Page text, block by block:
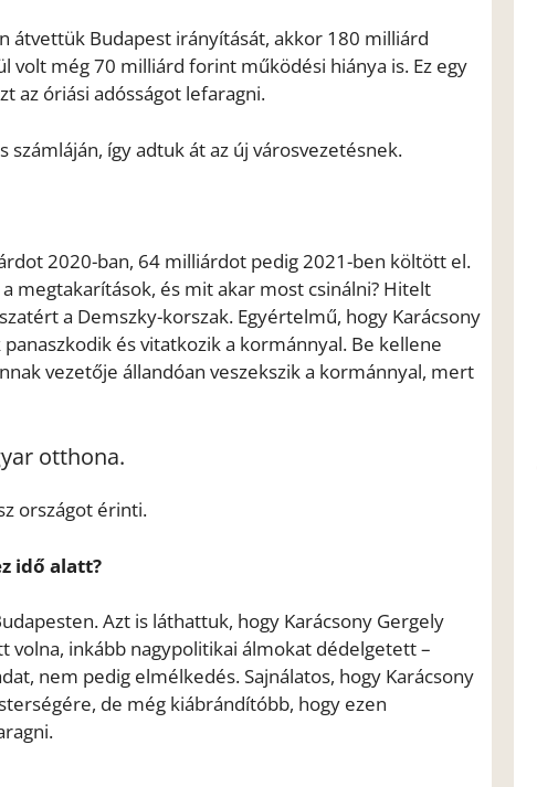
átvettük Budapest irányítását, akkor 180 milliárd
volt még 70 milliárd forint működési hiánya is. Ez egy
az óriási adósságot lefaragni.
így adtuk át az új városvezetésnek.
2020-ban, 64 milliárdot pedig 2021-ben költött el.
megtakarítások, és mit akar most csinálni? Hitelt
a Demszky-korszak. Egyértelmű, hogy Karácsony
panaszkodik és vitatkozik a kormánnyal. Be kellene
vezetője állandóan veszekszik a kormánnyal, mert
otthona.
országot érinti.
idő alatt?
Azt is láthattuk, hogy Karácsony Gergely
inkább nagypolitikai álmokat dédelgetett –
nem pedig elmélkedés. Sajnálatos, hogy Karácsony
de még kiábrándítóbb, hogy ezen